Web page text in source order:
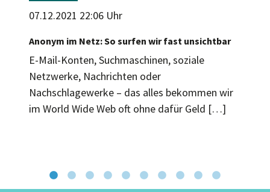
07.12.2021 22:06 Uhr
Anonym im Netz: So surfen wir fast unsichtbar
E-Mail-Konten, Suchmaschinen, soziale
Netzwerke, Nachrichten oder
Nachschlagewerke – das alles bekommen wir
im World Wide Web oft ohne dafür Geld […]